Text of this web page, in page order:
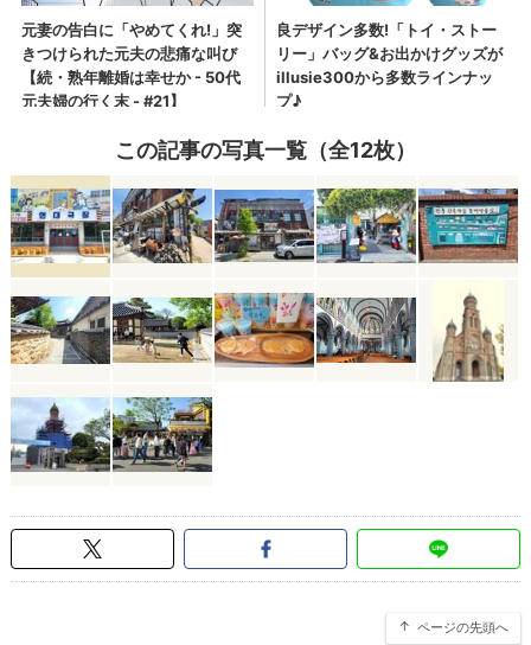
この記事の写真一覧（全12枚）
ページの先頭へ